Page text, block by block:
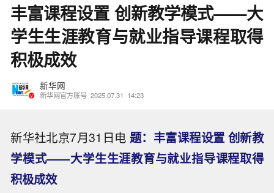
丰富课程设置 创新教学模式——大
学生生涯教育与就业指导课程取得
积极成效
新华网
新华网官方账号 2025.07.31 14:23
新华社北京7月31日电 题：丰富课程设置 创新教
学模式——大学生生涯教育与就业指导课程取得
积极成效